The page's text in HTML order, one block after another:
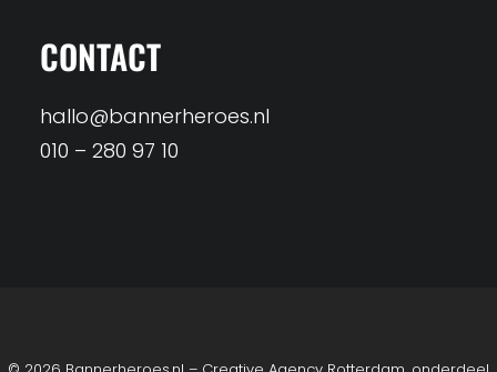
CONTACT
hallo@bannerheroes.nl
010 – 280 97 10